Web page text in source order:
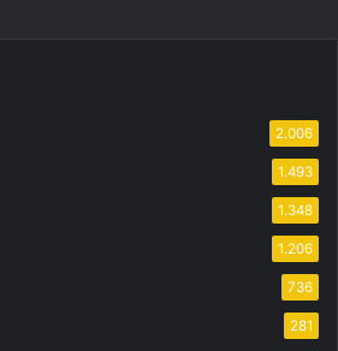
2.006
1.493
1.348
1.206
736
281